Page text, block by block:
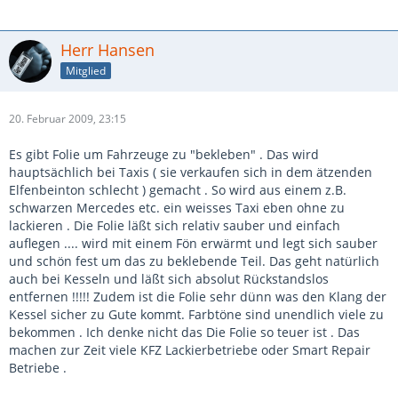
Herr Hansen
Mitglied
20. Februar 2009, 23:15
Es gibt Folie um Fahrzeuge zu "bekleben" . Das wird
hauptsächlich bei Taxis ( sie verkaufen sich in dem ätzenden
Elfenbeinton schlecht ) gemacht . So wird aus einem z.B.
schwarzen Mercedes etc. ein weisses Taxi eben ohne zu
lackieren . Die Folie läßt sich relativ sauber und einfach
auflegen .... wird mit einem Fön erwärmt und legt sich sauber
und schön fest um das zu beklebende Teil. Das geht natürlich
auch bei Kesseln und läßt sich absolut Rückstandslos
entfernen !!!!! Zudem ist die Folie sehr dünn was den Klang der
Kessel sicher zu Gute kommt. Farbtöne sind unendlich viele zu
bekommen . Ich denke nicht das Die Folie so teuer ist . Das
machen zur Zeit viele KFZ Lackierbetriebe oder Smart Repair
Betriebe .